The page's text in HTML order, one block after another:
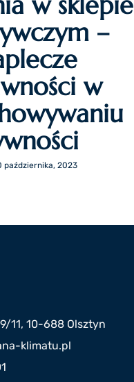
–
w
października, 2023
11, 10-688 Olsztyn
klimatu.pl